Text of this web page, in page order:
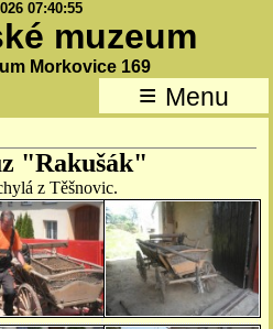
07:40:55
muzeum
Morkovice 169
≡ Menu
"Rakušák"
z Těšnovic.